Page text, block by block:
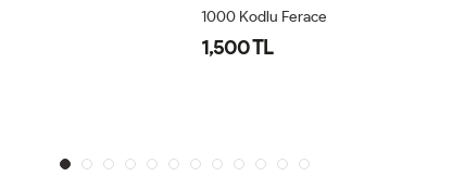
1000 Kodlu Ferace
1,500 TL